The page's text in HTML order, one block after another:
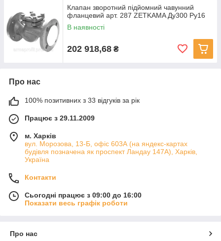
Клапан зворотний підйомний чавунний
фланцевий арт. 287 ZETKAMA Ду300 Ру16
В наявності
202 918,68 ₴
Про нас
100% позитивних з 33 відгуків за рік
Працює з 29.11.2009
м. Харків
вул. Морозова, 13-Б, офіс 603А (на яндекс-картах
будівля позначена як проспект Ландау 147А), Харків,
Україна
Контакти
Сьогодні працює з 09:00 до 16:00
Показати весь графік роботи
Про нас